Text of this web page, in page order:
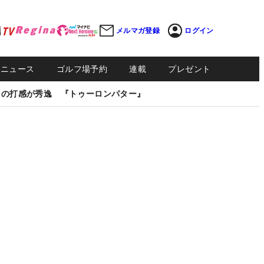
メルマガ登録 ログイン
ュース ゴルフ場予約 連載 プレゼント
打感が秀逸 『トゥーロンパター』